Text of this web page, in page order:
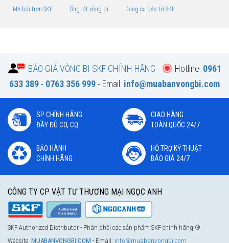
Mỡ bôi trơn SKF Ống lót vòng bi Dụng cụ bảo trì SKF
BÁO GIÁ VÒNG BI SKF CHÍNH HÃNG - Hotline: 0961
633 389- 0763 356 999- Email: info@muabanvongbi.com
SP CHÍNH HÃNG
ĐẦY ĐỦ CO, CQ
GIAO HÀNG
TOÀN QUỐC 24/7
BẢO HÀNH
CHÍNH HÃNG
HỖ TRỢ KỸ THUẬT
BÁO GIÁ 24/7
CÔNG TY CP VẬT TƯ THƯƠNG MẠI NGỌC ANH
SKF Authorized Distributor - Phân phối các sản phẩm SKF chính hãng ®
Website: MUABANVONGBI.COM - Email: info@muabanvongbi.com